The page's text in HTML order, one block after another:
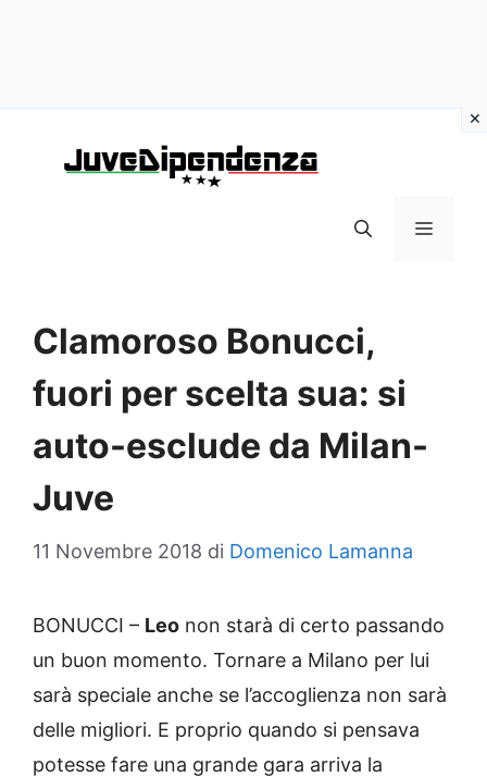
MENU
Clamoroso Bonucci,
fuori per scelta sua: si
auto-esclude da Milan-
Juve
11 Novembre 2018 di Domenico Lamanna
BONUCCI – Leo non starà di certo passando
un buon momento. Tornare a Milano per lui
sarà speciale anche se l’accoglienza non sarà
delle migliori. E proprio quando si pensava
potesse fare una grande gara arriva la